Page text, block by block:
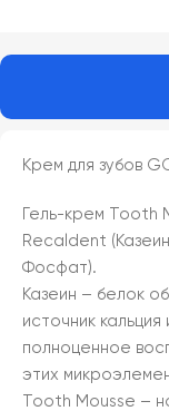
Крем для зубов
Гель-крем Tooth
Recaldent
Фосфат).
Казеин – белок
источник
полноценное
этих
Tooth Mousse –